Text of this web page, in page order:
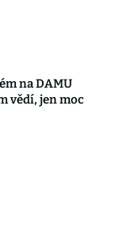
na DAMU
vědí, jen moc